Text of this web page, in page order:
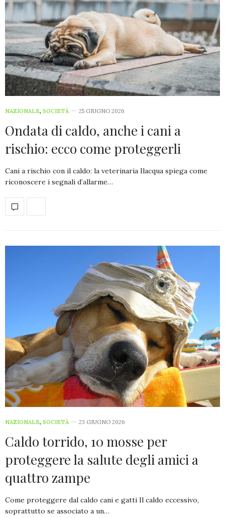
NAZIONALE, SOCIETÀ 25 GIUGNO 2026
Ondata di caldo, anche i cani a
rischio: ecco come proteggerli
Cani a rischio con il caldo: la veterinaria Ilacqua spiega come
riconoscere i segnali d’allarme…
NAZIONALE, SOCIETÀ 23 GIUGNO 2026
Caldo torrido, 10 mosse per
proteggere la salute degli amici a
quattro zampe
Come proteggere dal caldo cani e gatti Il caldo eccessivo,
soprattutto se associato a un…